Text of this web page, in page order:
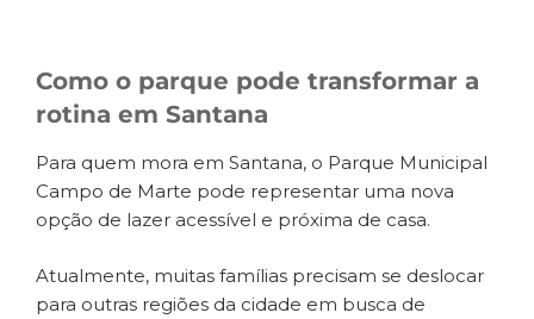
Como o parque pode transformar a
rotina em Santana
Para quem mora em Santana, o Parque Municipal
Campo de Marte pode representar uma nova
opção de lazer acessível e próxima de casa.
Atualmente, muitas famílias precisam se deslocar
para outras regiões da cidade em busca de